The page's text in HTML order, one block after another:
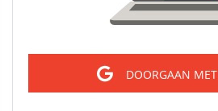
DOORGAAN MET